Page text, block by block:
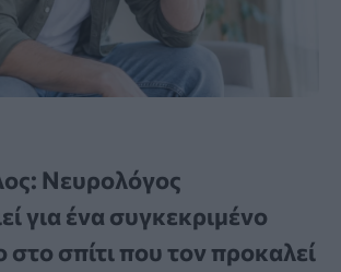
Νευρολόγος
για ένα συγκεκριμένο
στο σπίτι που τον προκαλεί